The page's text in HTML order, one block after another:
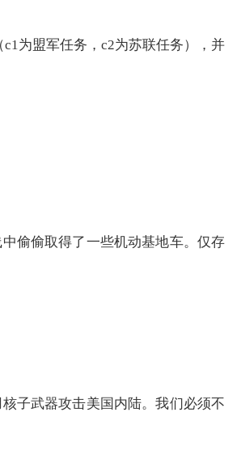
为盟军任务，c2为苏联任务），并
偷偷取得了一些机动基地车。仅存
子武器攻击美国内陆。我们必须不